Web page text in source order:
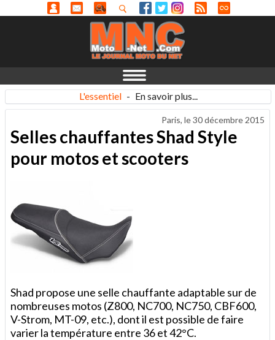
L'essentiel - En savoir plus...
Paris, le30 décembre 2015
Selles chauffantes Shad Style
pour motos et scooters
Shad propose une selle chauffante adaptable sur de
nombreuses motos (Z800, NC700, NC750, CBF600,
V-Strom, MT-09, etc.), dont il est possible de faire
varier la température entre 36 et 42°C.